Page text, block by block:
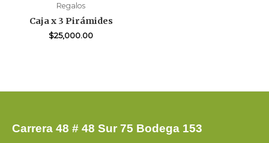
Regalos
Caja x 3 Pirámides
$25,000.00
Carrera 48 # 48 Sur 75 Bodega 153